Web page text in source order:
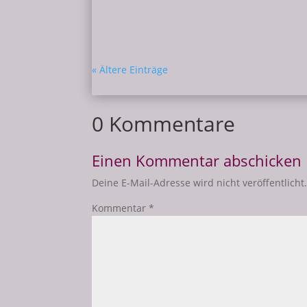
« Ältere Einträge
0 Kommentare
Einen Kommentar abschicken
Deine E-Mail-Adresse wird nicht veröffentlicht.
Kommentar*